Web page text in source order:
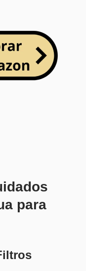
para